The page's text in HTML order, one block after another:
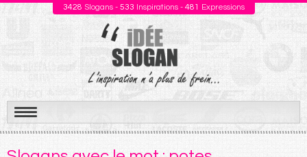
3428 Slogans - 533 Inspirations - 481 Expressions
Aller
au
contenu